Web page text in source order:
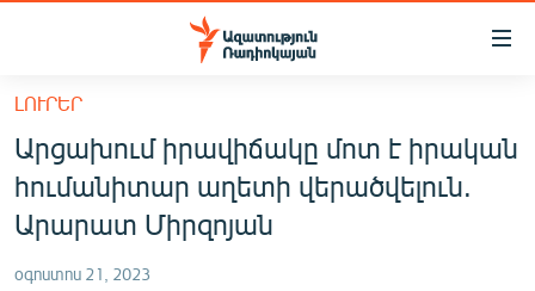
Մատչելիության
հիմնական
բովանդակությանը
Անցնել
հիմնական
մենյուին
ՀԱՅԱՍՏԱՆ
ՔԱՂԱՔԱԿԱՆ
ԼՈՒՐԵՐ
Արցախում իրավիճակը մոտ է իրական
հումանիտար աղետի վերածվելուն.
Արարատ Միրզոյան
օգոստոս 21, 2023